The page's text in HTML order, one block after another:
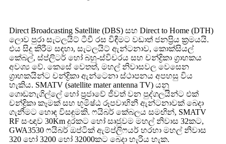
Direct Broadcasting Satellite (DBS) සහ Direct to Home (DTH)
ලොව පුරා සැටලයිට් ටීවී රස විඳීමට වඩාත් ජනප්‍රිය ක්‍රමයයි.
එය සිදු කිරීම සඳහා, සැටලයිට් ඇන්ටනාව, කොක්සියල්
කේබල්, ස්ප්ලිටර් හෝ බහු-ස්විචරය සහ චන්ද්‍රිකා ග්‍රාහකය
අවශ්‍ය වේ. කෙසේ වෙතත්, මහල් නිවාසවල වෙසෙන
ග්‍රාහකයින්ට චන්ද්‍රිකා ඇන්ටෙනා ස්ථාපනය අපහසු විය
හැකිය. SMATV (satellite mater antenna TV) යනු
ගොඩනැගිල්ලේ හෝ ප්‍රජාවේ ජීවත් වන පුද්ගලයින්ට එක්
චන්ද්‍රිකා කෑමක් සහ භූමිෂ්ඨ රූපවාහිනී ඇන්ටනාවක් බෙදා
ගැනීමට හොඳ විසඳුමකි. ෆයිබර් කේබලය සමඟින්, SMATV
RF සංඥාව 30Km දුරකට හෝ සෘජුවම මහල් නිවාස 32කට,
GWA3530 ෆයිබර් ඔප්ටික් ඇම්ප්ලිෆයර් හරහා මහල් නිවාස
320 හෝ 3200 හෝ 32000කට බෙදා හැරිය හැක.